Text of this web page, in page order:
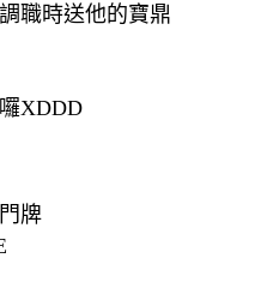
職時送他的寶鼎
XDDD
牌